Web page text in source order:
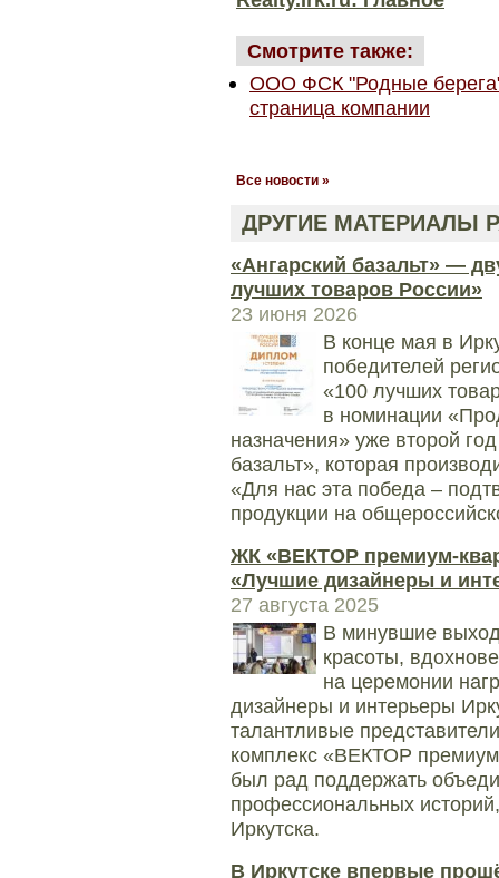
Смотрите также:
ООО ФСК "Родные
страница компании
Все новости »
ДРУГИЕ МАТЕРИАЛЫ
«Ангарский базальт» —
лучших товаров России»
23 июня 2026
В конце мая в
победителей
«100 лучших
в номинации
назначения» уже второй
базальт», которая
«Для нас эта победа –
продукции на
ЖК «ВЕКТОР премиум-
«Лучшие дизайнеры и
27 августа 2025
В минувшие
красоты,
на церемонии
дизайнеры и интерьеры
талантливые
комплекс «ВЕКТОР
был рад поддержать
профессиональных
Иркутска.
В Иркутске впервые